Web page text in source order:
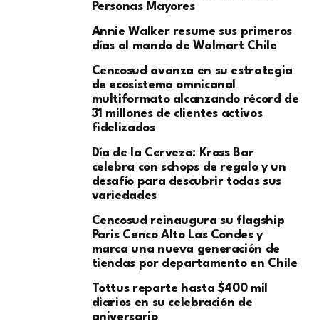
Personas Mayores
Annie Walker resume sus primeros
días al mando de Walmart Chile
Cencosud avanza en su estrategia
de ecosistema omnicanal
multiformato alcanzando récord de
31 millones de clientes activos
fidelizados
Día de la Cerveza: Kross Bar
celebra con schops de regalo y un
desafío para descubrir todas sus
variedades
Cencosud reinaugura su flagship
Paris Cenco Alto Las Condes y
marca una nueva generación de
tiendas por departamento en Chile
Tottus reparte hasta $400 mil
diarios en su celebración de
aniversario